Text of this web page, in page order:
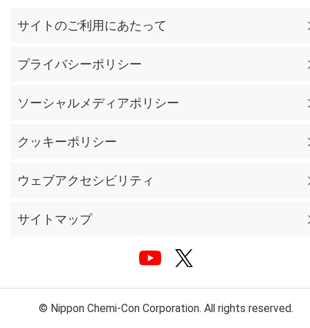
サイトのご利用にあたって
プライバシーポリシー
ソーシャルメディアポリシー
クッキーポリシー
ウェブアクセシビリティ
サイトマップ
© Nippon Chemi-Con Corporation. All rights reserved.